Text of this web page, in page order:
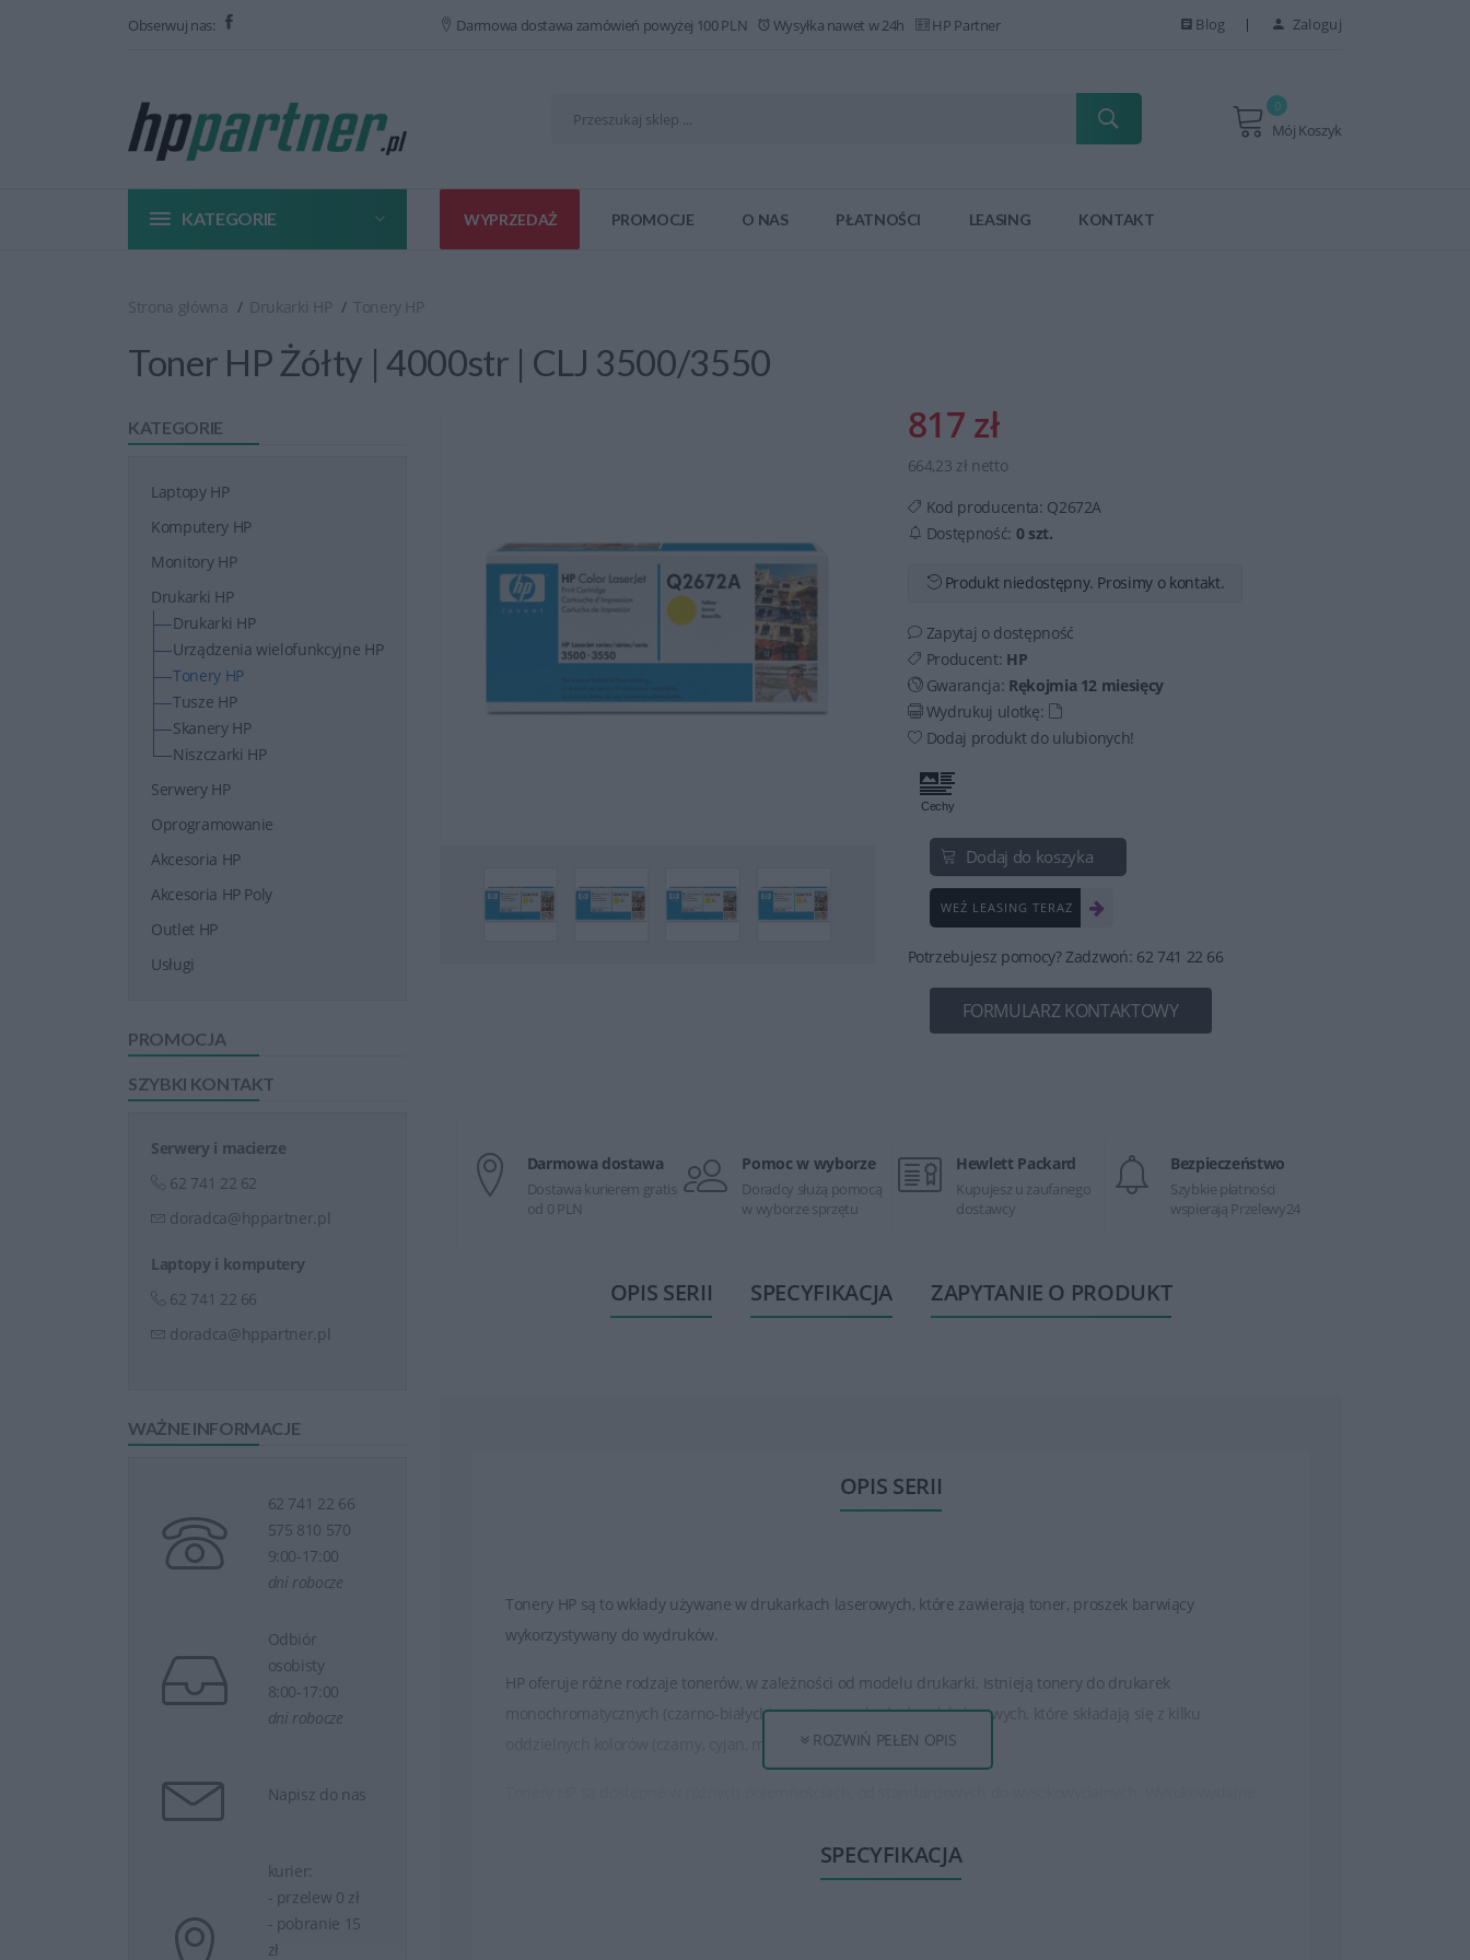
Obserwuj nas: Darmowa dostawa zamówień powyżej 100 PLN Wysyłka nawet w 24h HP Partner Blog Zaloguj
Mój Koszyk
0
KATEGORIE WYPRZEDAŻ PROMOCJE O NAS PŁATNOŚCI LEASING KONTAKT
Strona główna Drukarki HP Tonery HP
Toner HP Żółty | 4000str | CLJ 3500/3550
KATEGORIE
Laptopy HP
Komputery HP
Monitory HP
Drukarki HP
Drukarki HP
Urządzenia wielofunkcyjne HP
Tonery HP
Tusze HP
Skanery HP
Niszczarki HP
Serwery HP
Oprogramowanie
Akcesoria HP
Akcesoria HP Poly
Outlet HP
Usługi
PROMOCJA
SZYBKI KONTAKT
Serwery i macierze
62 741 22 62
doradca@hppartner.pl
Laptopy i komputery
62 741 22 66
doradca@hppartner.pl
WAŻNE INFORMACJE
62 741 22 66
575 810 570
9:00-17:00
dni robocze
Odbiór
osobisty
8:00-17:00
dni robocze
Napisz do nas
kurier:
- przelew 0 zł
- pobranie 15
zł
817 zł
664,23 zł netto
Kod producenta: Q2672A
Dostępność: 0 szt.
Produkt niedostępny. Prosimy o kontakt.
Zapytaj o dostępność
Producent: HP
Gwarancja: Rękojmia 12 miesięcy
Wydrukuj ulotkę:
Dodaj produkt do ulubionych!
Dodaj do koszyka
WEŹ LEASING TERAZ
Potrzebujesz pomocy? Zadzwoń: 62 741 22 66
FORMULARZ KONTAKTOWY
Darmowa dostawa
Dostawa kurierem gratis
od 0 PLN
Pomoc w wyborze
Doradcy służą pomocą
w wyborze sprzętu
Hewlett Packard
Kupujesz u zaufanego
dostawcy
Bezpieczeństwo
Szybkie płatności
wspierają Przelewy24
OPIS SERII SPECYFIKACJA ZAPYTANIE O PRODUKT
OPIS SERII
Tonery HP są to wkłady używane w drukarkach laserowych, które zawierają toner, proszek barwiący
wykorzystywany do wydruków.
HP oferuje różne rodzaje tonerów, w zależności od modelu drukarki. Istnieją tonery do drukarek
monochromatycznych (czarno-białych) oraz tonery do drukarek kolorowych, które składają się z kilku
oddzielnych kolorów (czarny, cyjan, magenta, żółty).ROZWIŃ PEŁEN OPIS
SPECYFIKACJA